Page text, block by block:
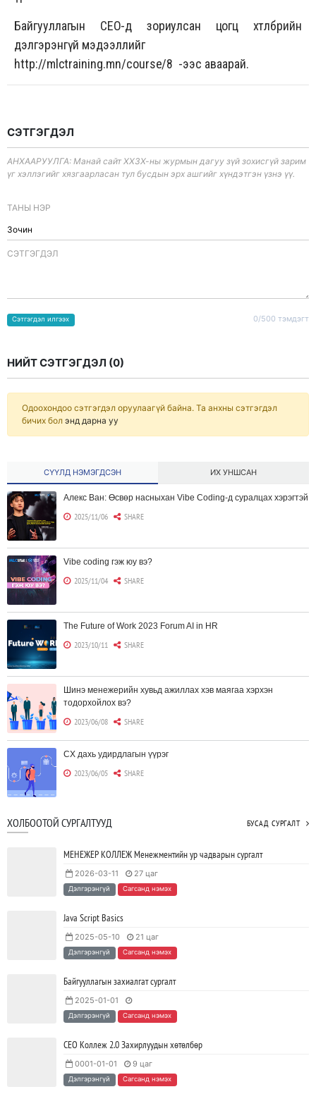
Байгууллагын CEO-д зориулсан цогц хөтөлбөрийн
дэлгэрэнгүй мэдээллийг
http://mlctraining.mn/course/8 -ээс аваарай.
СЭТГЭГДЭЛ
АНХААРУУЛГА: Манай сайт ХХЗХ-ны журмын дагуу зүй зохисгүй зарим
үг хэллэгийг хязгаарласан тул бусдын эрх ашгийг хүндэтгэн үзнэ үү.
ТАНЫ НЭР
CЭТГЭГДЭЛ
0/500 тэмдэгт
Сэтгэгдэл илгээх
НИЙТ СЭТГЭГДЭЛ (0)
Одоохондоо сэтгэгдэл оруулаагүй байна. Та анхны сэтгэгдэл
бичих бол энд дарна уу
СҮҮЛД НЭМЭГДСЭН ИХ УНШСАН
Алекс Ван: Өсвөр насныхан Vibe Coding-д суралцах хэрэгтэй
2025/11/06 SHARE
Vibe coding гэж юу вэ?
2025/11/04 SHARE
The Future of Work 2023 Forum AI in HR
2023/10/11 SHARE
Шинэ менежерийн хувьд ажиллах хэв маягаа хэрхэн
тодорхойлох вэ?
2023/06/08 SHARE
CX дахь удирдлагын үүрэг
2023/06/05 SHARE
Борлуулагчид "ЮҮЛҮҮР"-т төвлөрөх шаардлагагүй болж
2023/06/02 SHARE
Тодорхойгүй цаг үед CEO нар хэрхэн инновацийг дэмжих вэ?
JAVA программчлалын хэлний олимпиад амжилттай зохион
байгуулагдлаа.
2023/05/15 SHARE
Java VS Python: Аль хэлийг түрүүлж сурах вэ?
Ажил дээрээ сайн найзтай байх нь ажлын бүтээмж
нэмэгдүүлж, тогтвортой ажиллах суурь болдог
ХОЛБООТОЙ СУРГАЛТУУД БУСАД СУРГАЛТ
МЕНЕЖЕР КОЛЛЕЖ Менежментийн ур чадварын сургалт
2026-03-11 27 цаг
Дэлгэрэнгүй Сагсанд нэмэх
Java Script Basics
2025-05-10 21 цаг
Дэлгэрэнгүй Сагсанд нэмэх
Байгууллагын захиалгат сургалт
2025-01-01
Дэлгэрэнгүй Сагсанд нэмэх
СЕО Коллеж 2.0 Захирлуудын хөтөлбөр
0001-01-01 9 цаг
Дэлгэрэнгүй Сагсанд нэмэх